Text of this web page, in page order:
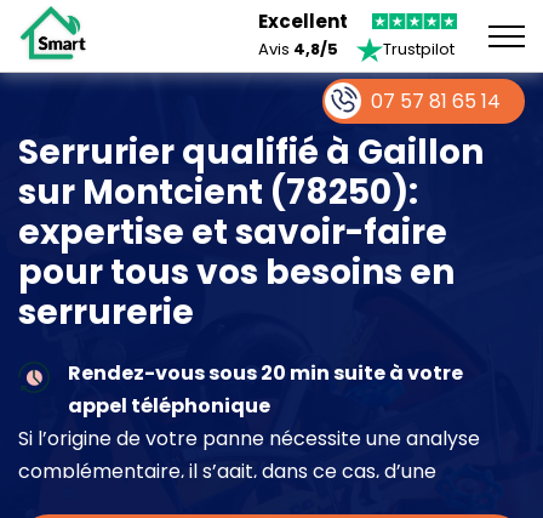
Excellent
Avis 4,8/5 Trustpilot
Serrurier qualifié à Gaillon
sur Montcient (78250):
expertise et savoir-faire
pour tous vos besoins en
serrurerie
Rendez-vous sous 20 min suite à votre
appel téléphonique
Si l’origine de votre panne nécessite une analyse
complémentaire, il s’agit, dans ce cas, d’une
07 57 81 65 14